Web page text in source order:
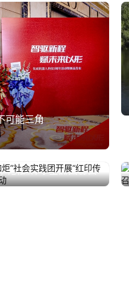
可能三角
如炬”社会实践团开展